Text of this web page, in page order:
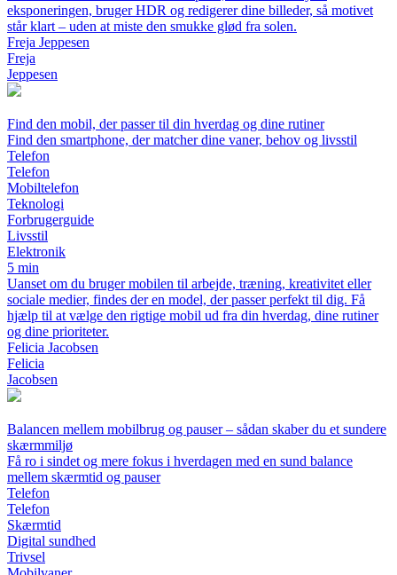
eksponeringen, bruger HDR og redigerer dine billeder, så motivet
står klart – uden at miste den smukke glød fra solen.
Freja Jeppesen
Freja
Jeppesen
Find den mobil, der passer til din hverdag og dine rutiner
Find den smartphone, der matcher dine vaner, behov og livsstil
Telefon
Telefon
Mobiltelefon
Teknologi
Forbrugerguide
Livsstil
Elektronik
5 min
Uanset om du bruger mobilen til arbejde, træning, kreativitet eller
sociale medier, findes der en model, der passer perfekt til dig. Få
hjælp til at vælge den rigtige mobil ud fra din hverdag, dine rutiner
og dine prioriteter.
Felicia Jacobsen
Felicia
Jacobsen
Balancen mellem mobilbrug og pauser – sådan skaber du et sundere
skærmmiljø
Få ro i sindet og mere fokus i hverdagen med en sund balance
mellem skærmtid og pauser
Telefon
Telefon
Skærmtid
Digital sundhed
Trivsel